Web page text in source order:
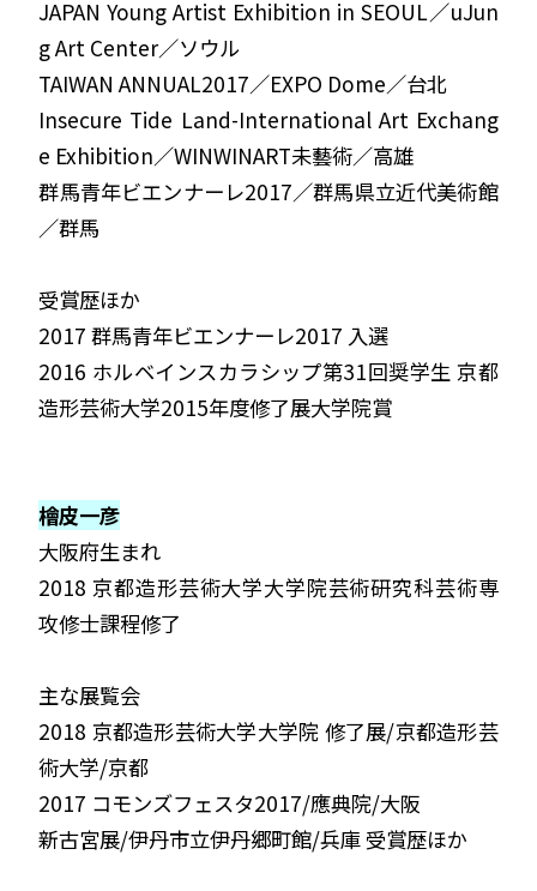
JAPAN Young Artist Exhibition in SEOUL／uJun
g Art Center／ソウル
TAIWAN ANNUAL2017／EXPO Dome／台北
Insecure Tide Land-International Art Exchang
e Exhibition／WINWINART未藝術／高雄
群馬青年ビエンナーレ2017／群馬県立近代美術館
／群馬
受賞歴ほか
2017群馬青年ビエンナーレ2017 入選
2016 ホルベインスカラシップ第31回奨学生 京都
造形芸術大学2015年度修了展大学院賞
檜皮一彦
大阪府生まれ
2018京都造形芸術大学大学院芸術研究科芸術専
攻修士課程修了
主な展覧会
2018 京都造形芸術大学大学院 修了展/京都造形芸
術大学/京都
2017 コモンズフェスタ2017/應典院/大阪
新古宮展/伊丹市立伊丹郷町館/兵庫 受賞歴ほか